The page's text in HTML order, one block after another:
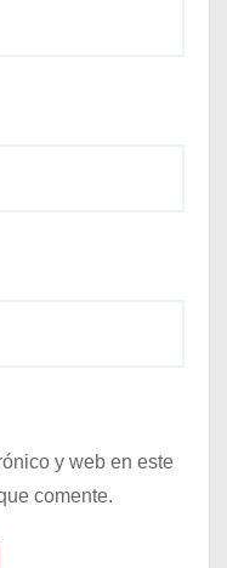
y web en este
comente.